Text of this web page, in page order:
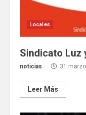
Locales
Sindicato Luz
noticias 31
Leer Más